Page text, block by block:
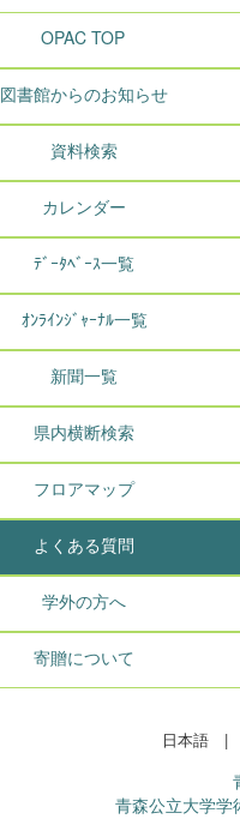
OPAC TOP
図書館からのお知らせ
資料検索
カレンダー
ﾃﾞｰﾀﾍﾞｰｽ一覧
ｵﾝﾗｲﾝｼﾞｬｰﾅﾙ一覧
新聞一覧
県内横断検索
フロアマップ
よくある質問
学外の方へ
寄贈について
日本語 |
青森公立大学学